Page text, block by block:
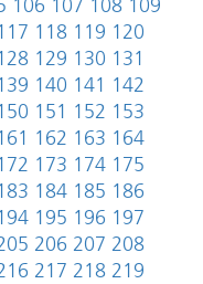
106 107 108 109
118 119 120
129 130 131
140 141 142
151 152 153
162 163 164
173 174 175
184 185 186
195 196 197
206 207 208
217 218 219